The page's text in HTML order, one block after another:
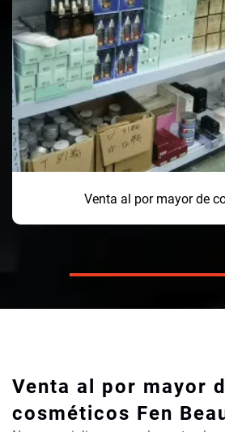
Venta al por mayor de
Venta al por mayor
cosméticos Fen